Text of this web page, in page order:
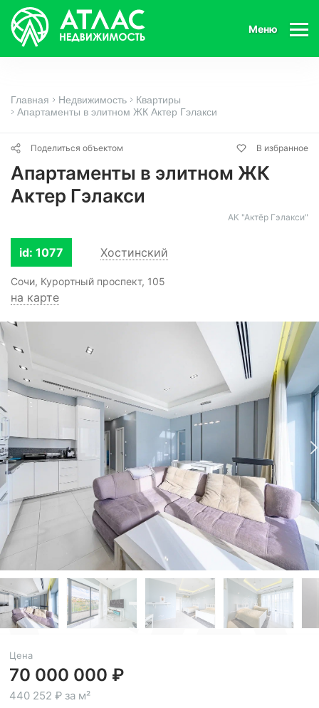
Меню
Главная Недвижимость
Квартиры
Апартаменты в элитном ЖК Актер Гэлакси
Поделиться объектом В избранное
Апартаменты в элитном ЖК
Актер Гэлакси
АК "Актёр Гэлакси"
id: 1077 Хостинский
Сочи, Курортный проспект, 105
на карте
Цена
70 000 000 ₽
440 252 ₽ за м²